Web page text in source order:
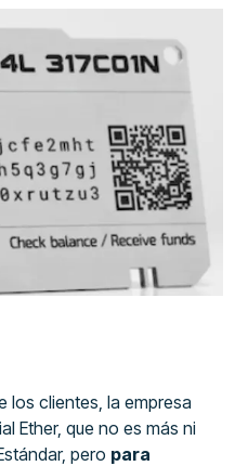
los clientes, la empresa
Ether, que no es más ni
pero para